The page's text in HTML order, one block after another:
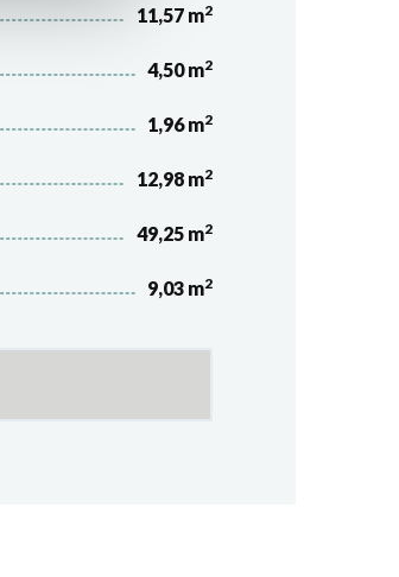
11,57 m2
4,50 m2
1,96 m2
12,98 m2
49,25 m2
9,03 m2